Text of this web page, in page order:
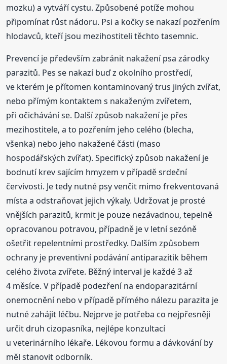
mozku) a vytváří cystu. Způsobené potíže mohou
připomínat růst nádoru. Psi a kočky se nakazí pozřením
hlodavců, kteří jsou mezihostiteli těchto tasemnic.
Prevencí je především zabránit nakažení psa zárodky
parazitů. Pes se nakazí buď z okolního prostředí,
ve kterém je přítomen kontaminovaný trus jiných zvířat,
nebo přímým kontaktem s nakaženým zvířetem,
při očichávání se. Další způsob nakažení je přes
mezihostitele, a to pozřením jeho celého (blecha,
všenka) nebo jeho nakažené části (maso
hospodářských zvířat). Specifický způsob nakažení je
bodnutí krev sajícím hmyzem v případě srdeční
červivosti. Je tedy nutné psy venčit mimo frekventovaná
místa a odstraňovat jejich výkaly. Udržovat je prosté
vnějších parazitů, krmit je pouze nezávadnou, tepelně
opracovanou potravou, případně je v letní sezóně
ošetřit repelentními prostředky. Dalším způsobem
ochrany je preventivní podávání antiparazitik během
celého života zvířete. Běžný interval je každé 3 až
4 měsíce. V případě podezření na endoparazitární
onemocnění nebo v případě přímého nálezu parazita je
nutné zahájit léčbu. Nejprve je potřeba co nejpřesněji
určit druh cizopasníka, nejlépe konzultací
u veterinárního lékaře. Lékovou formu a dávkování by
měl stanovit odborník.